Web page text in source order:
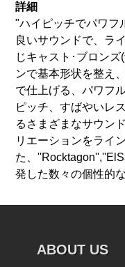
詳細
"ハイピッチでパワフ
良いサウンドで、ラ
じキャスト･ブロン
ンで基本形状を整え
で仕上げる、パワフ
ピッチ、すばやいレ
るさまざまなサウン
リエーションをライ
た、
発した数々の個性的
ABOUT US